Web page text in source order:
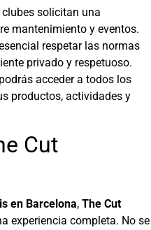
solicitan una
mantenimiento y eventos.
respetar las normas
privado y respetuoso.
acceder a todos los
productos, actividades y
Cut
en Barcelona, The Cut
experiencia completa. No se